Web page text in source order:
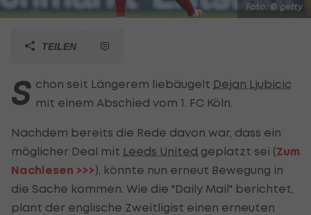
Foto: © getty
TEILEN
S chon seit Längerem liebäugelt Dejan Ljubicic
mit einem Abschied vom 1. FC Köln.
Nachdem bereits die Rede davon war, dass ein
möglicher Deal mit Leeds United geplatzt sei (Zum
Nachlesen >>>), könnte nun erneut Bewegung in
die Sache kommen. Wie die "Daily Mail" berichtet,
plant der englische Zweitligist einen erneuten